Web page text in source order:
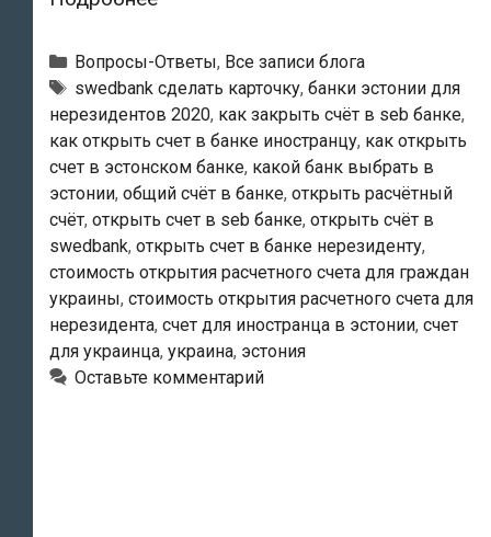
за
сколько
гражданин
Украины,
находясь
в
Эстонии,
может
открыть
расчётный
счёт
Рубрики
Вопросы-Ответы, Все записи блога
Тэги
swedbank сделать карточку, банки эстонии для
нерезидентов 2020, как закрыть счёт в seb банке,
как открыть счет в банке иностранцу, как открыть
счет в эстонском банке, какой банк выбрать в
эстонии, общий счёт в банке, открыть расчётный
счёт, открыть счет в seb банке, открыть счёт в
swedbank, открыть счет в банке нерезиденту,
стоимость открытия расчетного счета для граждан
украины, стоимость открытия расчетного счета для
нерезидента, счет для иностранца в эстонии, счет
для украинца, украина, эстония
Оставьте комментарий